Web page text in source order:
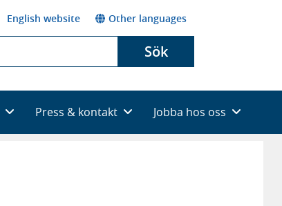
English website Other languages
Sök
Press & kontakt Jobba hos oss